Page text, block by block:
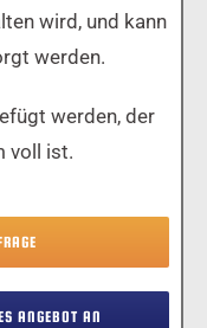
wird, und kann
werden.
werden, der
voll ist.
ANGEBOT AN